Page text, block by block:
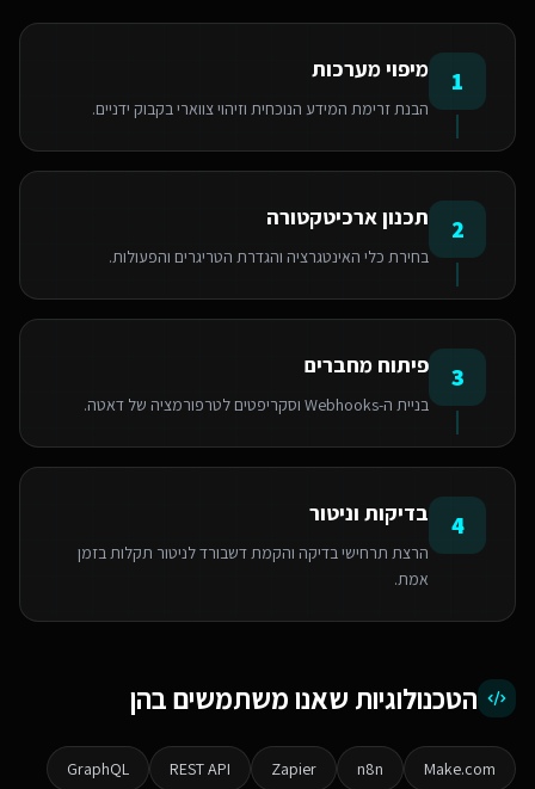
1 מיפוי מערכות
הבנת זרימת המידע הנוכחית וזיהוי צווארי בקבוק ידניים.
2 תכנון ארכיטקטורה
בחירת כלי האינטגרציה והגדרת הטריגרים והפעולות.
3 פיתוח מחברים
בניית ה-Webhooks וסקריפטים לטרפורמציה של דאטה.
4 בדיקות וניטור
הרצת תרחישי בדיקה והקמת דשבורד לניטור תקלות בזמן
אמת.
הטכנולוגיות שאנו משתמשים בהן
Make.com
n8n
Zapier
REST API
GraphQL